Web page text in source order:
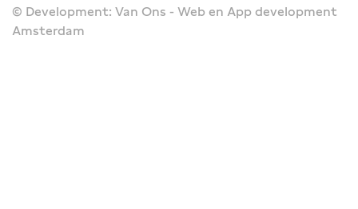
© Development: Van Ons - Web en App development
Amsterdam